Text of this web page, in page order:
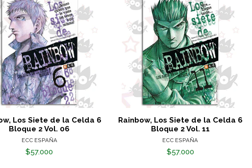
Los Siete de la Celda 6
Bloque 2 Vol. 06
ECC ESPAÑA
$57.000
Rainbow, Los Siete de la Celda 6
Bloque 2 Vol. 11
ECC ESPAÑA
$57.000